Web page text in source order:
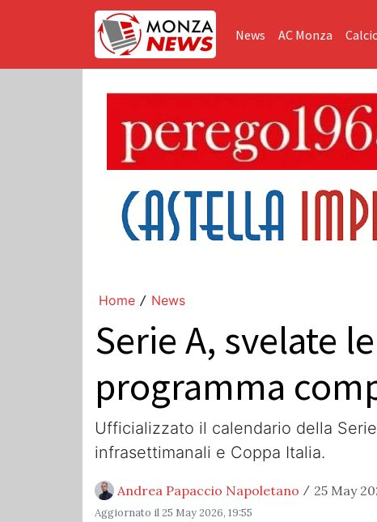
News AC Monza
Home / News
Serie A, svelate
programma
Ufficializzato il calendario della
infrasettimanali e Coppa Italia.
Andrea Papaccio Napoletano / 25 May
Aggiornato il25 May 2026, 19:55